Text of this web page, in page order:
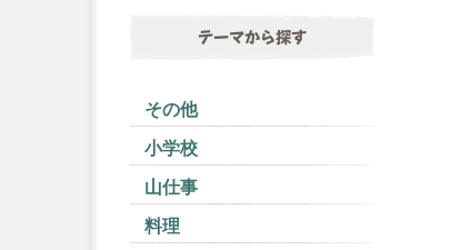
テーマから探す
その他
小学校
山仕事
料理